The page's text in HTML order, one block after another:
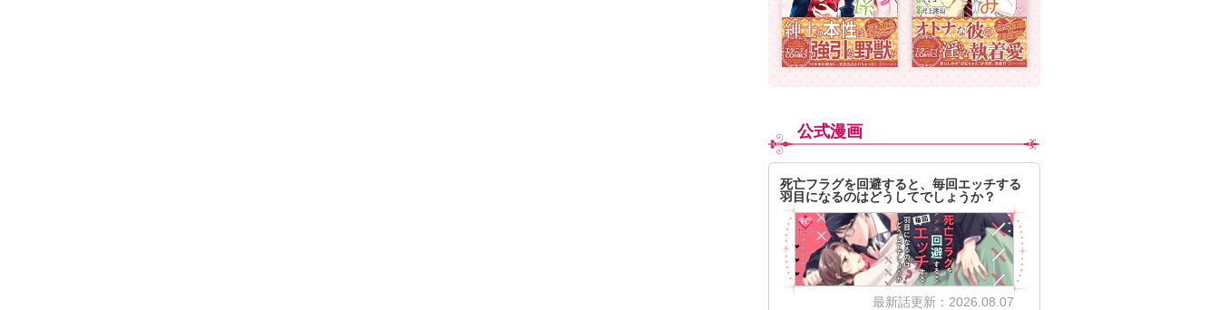
公式漫画
死亡フラグを回避すると、毎回エッチする
羽目になるのはどうしてでしょうか？
最新話更新：2026.08.07